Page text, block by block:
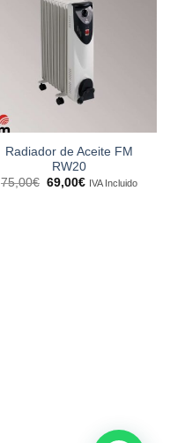
Radiador de Aceite FM
RW20
75,00€ El
69,00€ElIVA Incluido